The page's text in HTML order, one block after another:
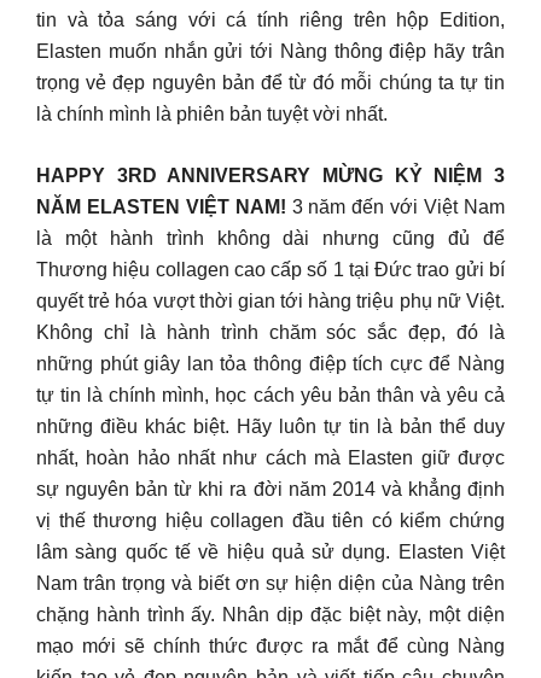
tin và tỏa sáng với cá tính riêng trên hộp Edition,
Elasten muốn nhắn gửi tới Nàng thông điệp hãy trân
trọng vẻ đẹp nguyên bản để từ đó mỗi chúng ta tự tin
là chính mình là phiên bản tuyệt vời nhất.
HAPPY 3RD ANNIVERSARY MỪNG KỶ NIỆM 3
NĂM ELASTEN VIỆT NAM! 3 năm đến với Việt Nam
là một hành trình không dài nhưng cũng đủ để
Thương hiệu collagen cao cấp số 1 tại Đức trao gửi bí
quyết trẻ hóa vượt thời gian tới hàng triệu phụ nữ Việt.
Không chỉ là hành trình chăm sóc sắc đẹp, đó là
những phút giây lan tỏa thông điệp tích cực để Nàng
tự tin là chính mình, học cách yêu bản thân và yêu cả
những điều khác biệt. Hãy luôn tự tin là bản thể duy
nhất, hoàn hảo nhất như cách mà Elasten giữ được
sự nguyên bản từ khi ra đời năm 2014 và khẳng định
vị thế thương hiệu collagen đầu tiên có kiểm chứng
lâm sàng quốc tế về hiệu quả sử dụng. Elasten Việt
Nam trân trọng và biết ơn sự hiện diện của Nàng trên
chặng hành trình ấy. Nhân dịp đặc biệt này, một diện
mạo mới sẽ chính thức được ra mắt để cùng Nàng